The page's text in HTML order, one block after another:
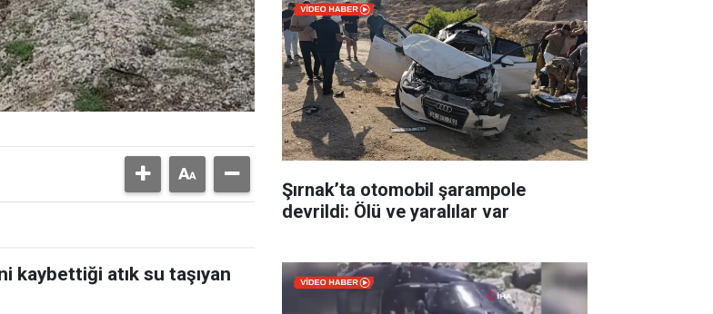
kaybettiği atık su taşıyan
Şırnak’ta otomobil şarampole
devrildi: Ölü ve yaralılar var